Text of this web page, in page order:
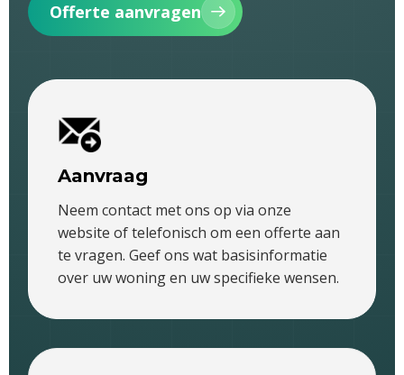
Offerte aanvragen
Aanvraag
Neem contact met ons op via onze
website of telefonisch om een offerte aan
te vragen. Geef ons wat basisinformatie
over uw woning en uw specifieke wensen.